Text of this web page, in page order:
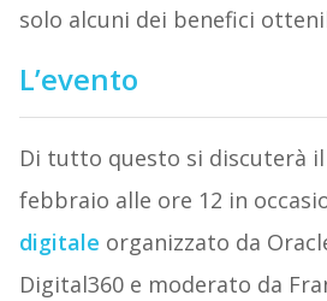
solo alcuni dei benefici
L’evento
Di tutto questo si discuterà
febbraio alle ore 12 in
digitale organizzato da
Digital360 e moderato da